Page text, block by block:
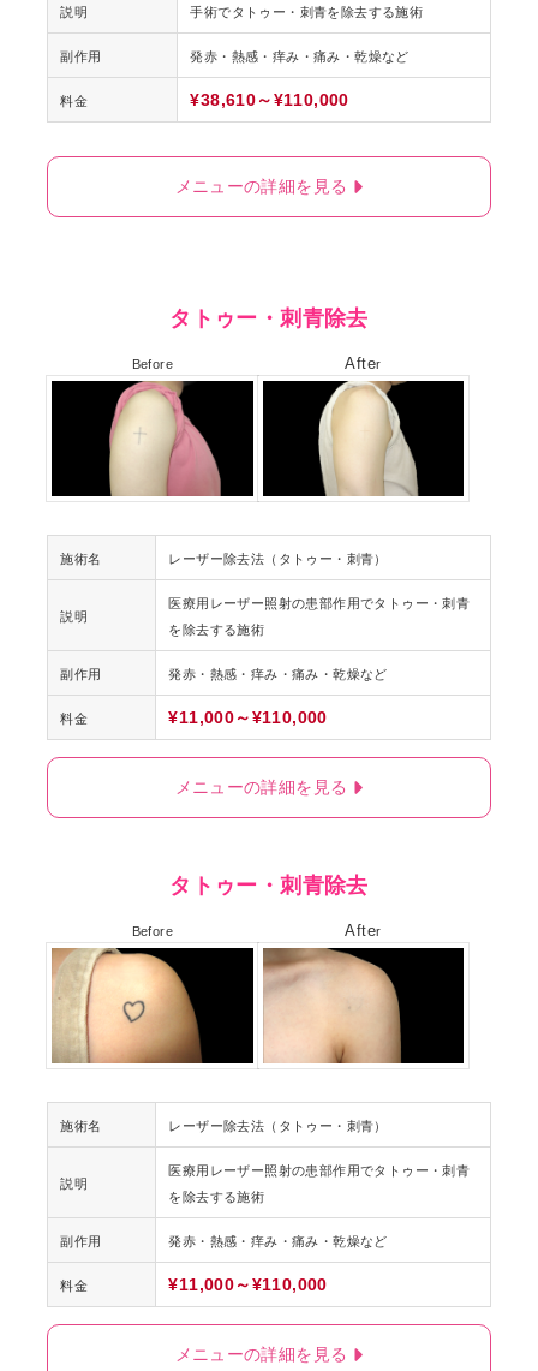
説明 手術でタトゥー・刺青を除去する施術
副作用 発赤・熱感・痒み・痛み・乾燥など
料金 ¥38,610～¥110,000
メニューの詳細を見る
タトゥー・刺青除去
Before After
施術名 レーザー除去法（タトゥー・刺青）
説明
医療用レーザー照射の患部作用でタトゥー・刺青
を除去する施術
副作用 発赤・熱感・痒み・痛み・乾燥など
料金 ¥11,000～¥110,000
メニューの詳細を見る
タトゥー・刺青除去
Before After
施術名 レーザー除去法（タトゥー・刺青）
説明
医療用レーザー照射の患部作用でタトゥー・刺青
を除去する施術
副作用 発赤・熱感・痒み・痛み・乾燥など
料金 ¥11,000～¥110,000
メニューの詳細を見る